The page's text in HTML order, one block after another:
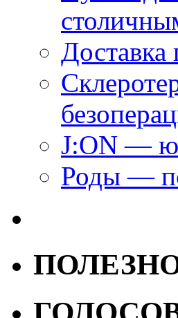
J:ON —
Роды —